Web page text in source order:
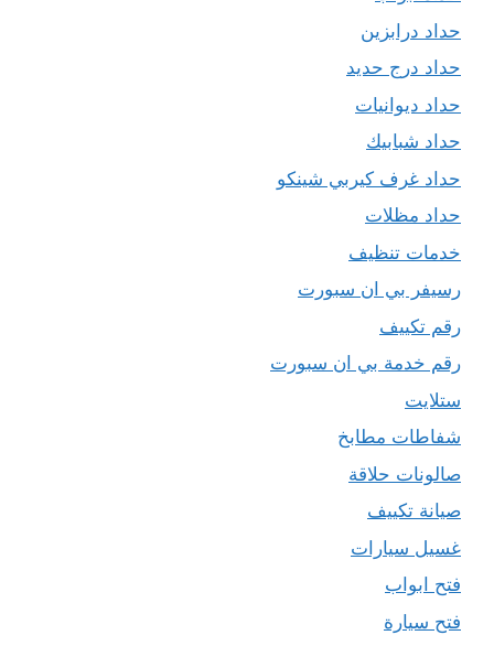
حداد درابزين
حداد درج حديد
حداد ديوانيات
حداد شبابيك
حداد غرف كيربي شينكو
حداد مظلات
خدمات تنظيف
رسيفر بي ان سبورت
رقم تكييف
رقم خدمة بي ان سبورت
ستلايت
شفاطات مطابخ
صالونات حلاقة
صيانة تكييف
غسيل سيارات
فتح ابواب
فتح سيارة